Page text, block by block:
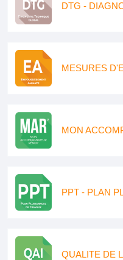
DTG -
MESURES
MON
PPT - PLAN
QUALITE DE